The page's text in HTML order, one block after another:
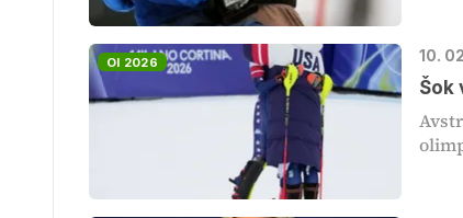
OI 2026 10.
Šok